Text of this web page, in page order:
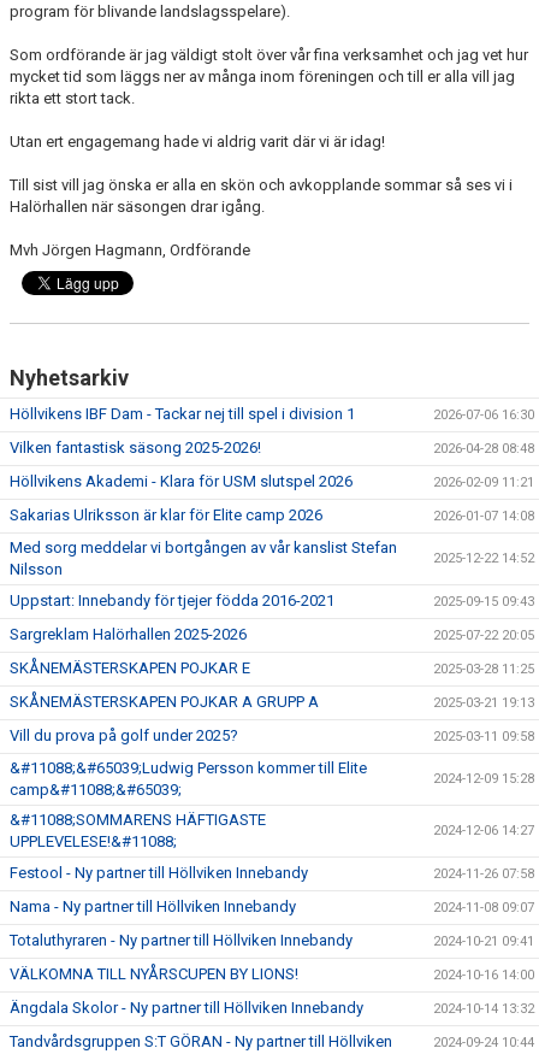
program för blivande landslagsspelare).
Som ordförande är jag väldigt stolt över vår fina verksamhet och jag vet hur
mycket tid som läggs ner av många inom föreningen och till er alla vill jag
rikta ett stort tack.
Utan ert engagemang hade vi aldrig varit där vi är idag!
Till sist vill jag önska er alla en skön och avkopplande sommar så ses vi i
Halörhallen när säsongen drar igång.
Mvh Jörgen Hagmann, Ordförande
Nyhetsarkiv
Höllvikens IBF Dam - Tackar nej till spel i division 1 2026-07-06 16:30
Vilken fantastisk säsong 2025-2026! 2026-04-28 08:48
Höllvikens Akademi - Klara för USM slutspel 2026 2026-02-09 11:21
Sakarias Ulriksson är klar för Elite camp 2026 2026-01-07 14:08
Med sorg meddelar vi bortgången av vår kanslist Stefan
Nilsson
2025-12-22 14:52
Uppstart: Innebandy för tjejer födda 2016-2021 2025-09-15 09:43
Sargreklam Halörhallen 2025-2026 2025-07-22 20:05
SKÅNEMÄSTERSKAPEN POJKAR E 2025-03-28 11:25
SKÅNEMÄSTERSKAPEN POJKAR A GRUPP A 2025-03-21 19:13
Vill du prova på golf under 2025? 2025-03-11 09:58
&#11088;&#65039;Ludwig Persson kommer till Elite
camp&#11088;&#65039;
2024-12-09 15:28
&#11088;SOMMARENS HÄFTIGASTE
UPPLEVELESE!&#11088;
2024-12-06 14:27
Festool - Ny partner till Höllviken Innebandy 2024-11-26 07:58
Nama - Ny partner till Höllviken Innebandy 2024-11-08 09:07
Totaluthyraren - Ny partner till Höllviken Innebandy 2024-10-21 09:41
VÄLKOMNA TILL NYÅRSCUPEN BY LIONS! 2024-10-16 14:00
Ängdala Skolor - Ny partner till Höllviken Innebandy 2024-10-14 13:32
Tandvårdsgruppen S:T GÖRAN - Ny partner till Höllviken 2024-09-24 10:44